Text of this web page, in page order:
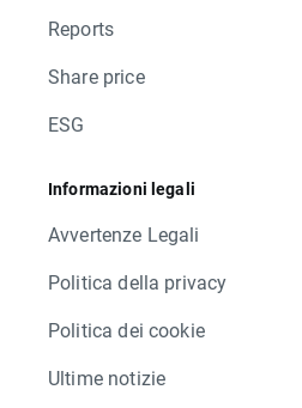
Reports
Share price
ESG
Informazioni legali
Avvertenze Legali
Politica della privacy
Politica dei cookie
Ultime notizie